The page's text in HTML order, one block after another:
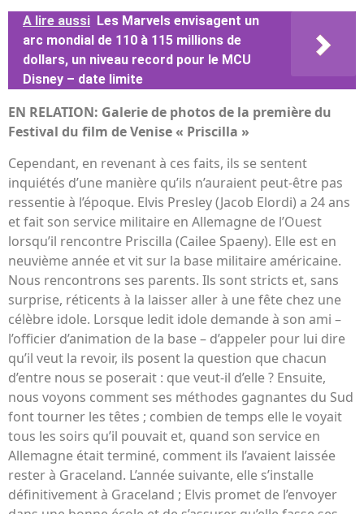
A lire aussi Les Marvels envisagent un
arc mondial de 110 à 115 millions de
dollars, un niveau record pour le MCU
Disney – date limite
EN RELATION: Galerie de photos de la première du
Festival du film de Venise « Priscilla »
Cependant, en revenant à ces faits, ils se sentent
inquiétés d’une manière qu’ils n’auraient peut-être pas
ressentie à l’époque. Elvis Presley (Jacob Elordi) a 24 ans
et fait son service militaire en Allemagne de l’Ouest
lorsqu’il rencontre Priscilla (Cailee Spaeny). Elle est en
neuvième année et vit sur la base militaire américaine.
Nous rencontrons ses parents. Ils sont stricts et, sans
surprise, réticents à la laisser aller à une fête chez une
célèbre idole. Lorsque ledit idole demande à son ami –
l’officier d’animation de la base – d’appeler pour lui dire
qu’il veut la revoir, ils posent la question que chacun
d’entre nous se poserait : que veut-il d’elle ? Ensuite,
nous voyons comment ses méthodes gagnantes du Sud
font tourner les têtes ; combien de temps elle le voyait
tous les soirs qu’il pouvait et, quand son service en
Allemagne était terminé, comment ils l’avaient laissée
rester à Graceland. L’année suivante, elle s’installe
définitivement à Graceland ; Elvis promet de l’envoyer